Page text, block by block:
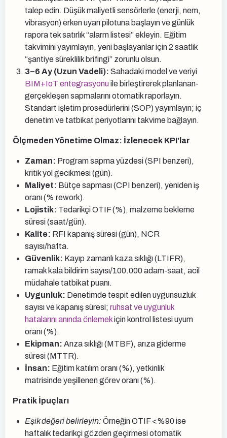
talep edin. Düşük maliyetli sensörlerle (enerji, nem,
vibrasyon) erken uyarı pilotuna başlayın ve günlük
rapora tek satırlık “alarm listesi” ekleyin. Eğitim
takvimini yayımlayın, yeni başlayanlar için 2 saatlik
“şantiye süreklilik brifingi” zorunlu olsun.
3–6 Ay (Uzun Vadeli): Sahadaki model ve veriyi
BIM+IoT entegrasyonuile birleştirerek planlanan-
gerçekleşen sapmalarını otomatik raporlayın.
Standart işletim prosedürlerini (SOP) yayımlayın; iç
denetim ve tatbikat periyotlarını takvime bağlayın.
Ölçmeden Yönetime Olmaz: İzlenecek KPI’lar
Zaman: Program sapma yüzdesi (SPI benzeri),
kritik yol gecikmesi (gün).
Maliyet: Bütçe sapması (CPI benzeri), yeniden iş
oranı (% rework).
Lojistik: Tedarikçi OTIF (%), malzeme bekleme
süresi (saat/gün).
Kalite: RFI kapanış süresi (gün), NCR
sayısı/hafta.
Güvenlik: Kayıp zamanlı kaza sıklığı (LTIFR),
ramak kala bildirim sayısı/100.000 adam-saat, acil
müdahale tatbikat puanı.
Uygunluk: Denetimde tespit edilen uygunsuzluk
sayısı ve kapanış süresi; ruhsat ve uygunluk
hatalarını anında önlemekiçin kontrol listesi uyum
oranı (%).
Ekipman: Arıza sıklığı (MTBF), arıza giderme
süresi (MTTR).
İnsan: Eğitim katılım oranı (%), yetkinlik
matrisinde yeşillenen görev oranı (%).
Pratik İpuçları
Eşik değeri belirleyin: Örneğin OTIF <%90 ise
haftalık tedarikçi gözden geçirmesi otomatik